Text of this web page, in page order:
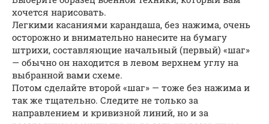
хочется нарисовать.
Легкими касаниями карандаша, без нажима, очень
осторожно и внимательно нанесите на бумагу
штрихи, составляющие начальный (первый) «шаг»
— обычно он находится в левом верхнем углу на
выбранной вами схеме.
Потом сделайте второй «шаг» — тоже без нажима и
так же тщательно. Следите не только за
направлением и кривизной линий, но и за